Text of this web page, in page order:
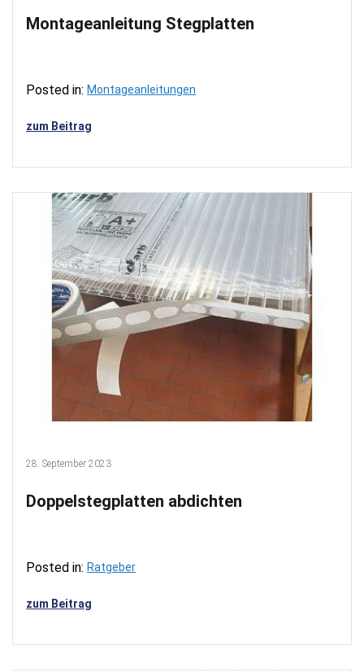
Montageanleitung Stegplatten
Posted in: Montageanleitungen
zum Beitrag
28. September 2023
Doppelstegplatten abdichten
Posted in: Ratgeber
zum Beitrag